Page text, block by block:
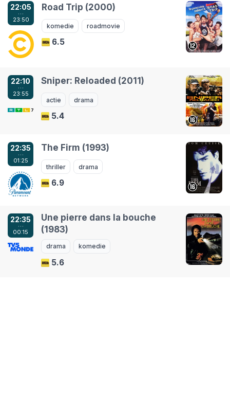
22:05
…
23:50
Road Trip (2000)
komedie roadmovie
6.5
22:10
…
23:55
Sniper: Reloaded (2011)
actie drama
5.4
22:35
…
01:25
The Firm (1993)
thriller drama
6.9
22:35
…
00:15
Une pierre dans la bouche
(1983)
drama komedie
5.6